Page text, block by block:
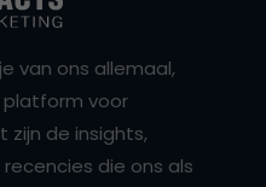
van ons allemaal,
platform voor
zijn de insights,
die ons als